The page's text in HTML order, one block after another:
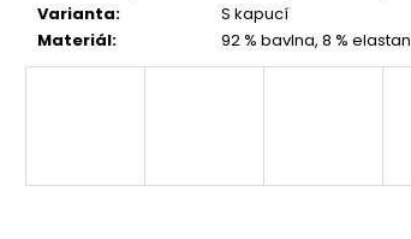
Varianta:
S kapucí
Materiál: 92 % bavlna, 8 % elastan